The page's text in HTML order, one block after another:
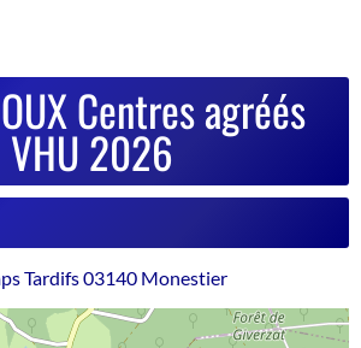
Centres agréés
VHU 2026
Tardifs 03140 Monestier